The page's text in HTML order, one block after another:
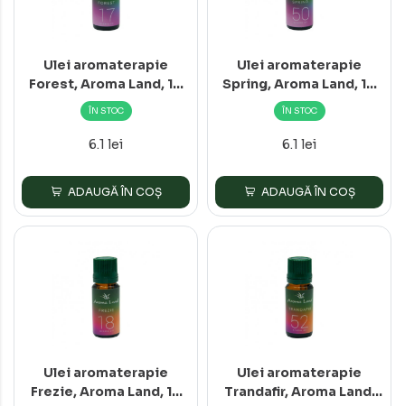
Ulei aromaterapie
Forest, Aroma Land, 10
ml
ÎN STOC
6.1 lei
ADAUGĂ ÎN COȘ
Ulei aromaterapie
Spring, Aroma Land, 10
ml
ÎN STOC
6.1 lei
ADAUGĂ ÎN COȘ
Ulei aromaterapie
Frezie, Aroma Land, 10
Ulei aromaterapie
Trandafir, Aroma Land,